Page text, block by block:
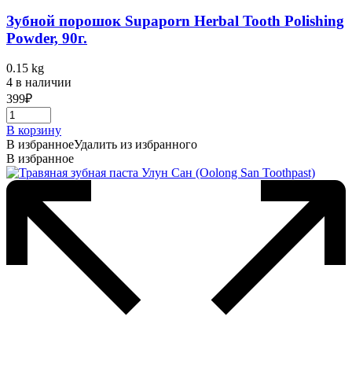
Зубной порошок Supaporn Herbal Tooth Polishing
Powder, 90г.
0.15 kg
4 в наличии
399₽
В корзину
В избранноеУдалить из избранного
В избранное